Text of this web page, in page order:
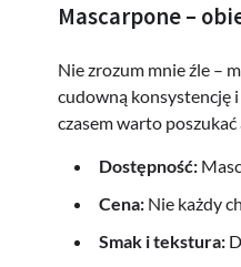
Mascarpone –
Nie zrozum mnie źle –
cudowną konsystencję
czasem warto
Dostępność:
Cena: Nie każdy
Smak i tekstura: